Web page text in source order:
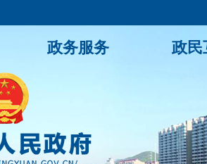
政务服务 政民